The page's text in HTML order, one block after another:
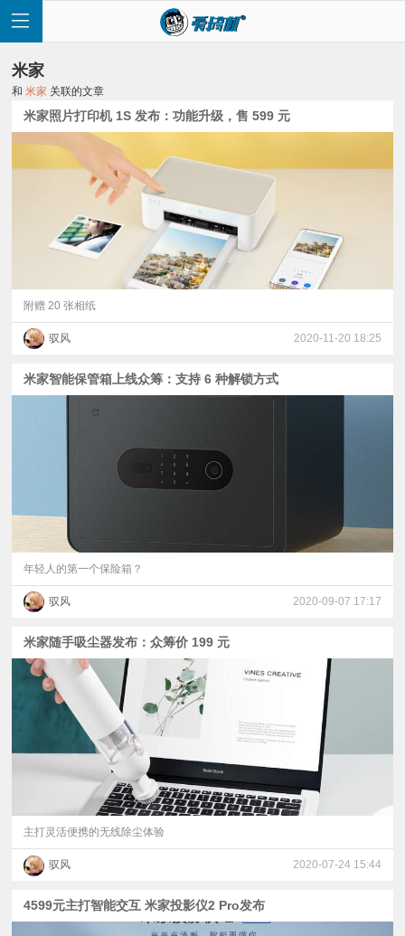
讯
评
测
普
验
题
米家
和米家 关联的文章
米家照片打印机 1S 发布：功能升级，售 599 元
附赠 20 张相纸
驭风 2020-11-20 18:25
米家智能保管箱上线众筹：支持 6 种解锁方式
年轻人的第一个保险箱？
驭风 2020-09-07 17:17
米家随手吸尘器发布：众筹价 199 元
主打灵活便携的无线除尘体验
驭风 2020-07-24 15:44
4599元主打智能交互 米家投影仪2 Pro发布